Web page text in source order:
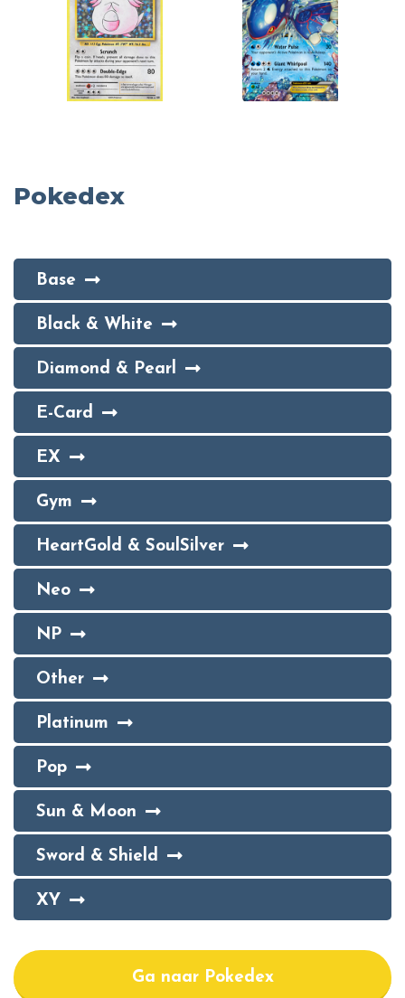
Pokedex
Base
Black & White
Diamond & Pearl
E-Card
EX
Gym
HeartGold & SoulSilver
Neo
NP
Other
Platinum
Pop
Sun & Moon
Sword & Shield
XY
Ga naar Pokedex